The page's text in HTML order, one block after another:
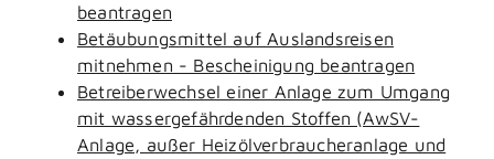
beantragen
Betäubungsmittel auf Auslandsreisen
mitnehmen - Bescheinigung beantragen
Betreiberwechsel einer Anlage zum Umgang
mit wassergefährdenden Stoffen (AwSV-
Anlage, außer Heizölverbraucheranlage und